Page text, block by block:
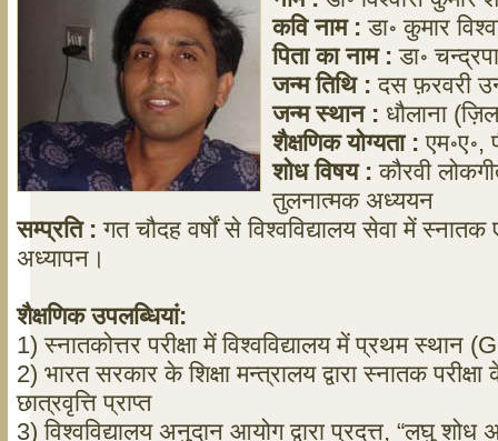
कवि नाम: डा॰ कुमार
पिता का नाम: डा॰
जन्म तिथि: दस फ़रवरी
जन्म स्थान: धौलाना
शैक्षणिक योग्यता: एम॰ए॰,
शोध विषय: कौरवी
तुलनात्मक अध्ययन
सम्प्रति: गत चौदह वर्षों से विश्वविद्यालय सेवा में
अध्यापन।
शैक्षणिक उपलब्धियां:
1) स्नातकोत्तर परीक्षा में विश्वविद्यालय में प्रथम स्थान
2) भारत सरकार के शिक्षा मन्त्रालय द्वारा स्नातक
छात्रवृत्ति प्राप्त
3) विश्वविद्यालय अनुदान आयोग द्वारा प्रदत्त, “लघु शोध